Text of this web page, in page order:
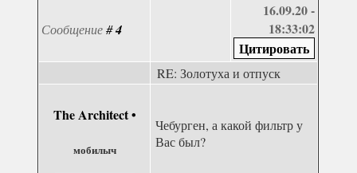
Сообщение#4
16.09.20 -
18:33:02
RE: Золотуха и отпуск
The Architect•
мобилыч
Чебурген, а какой фильтр у
Вас был?